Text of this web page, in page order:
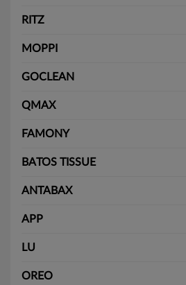
RITZ
MOPPI
GOCLEAN
QMAX
FAMONY
BATOS TISSUE
ANTABAX
APP
LU
OREO